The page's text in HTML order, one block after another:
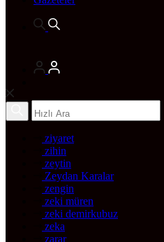
ziyaret
zihin
zeytin
Zeydan Karalar
zengin
zeki müren
zeki demirkubuz
zeka
zarar